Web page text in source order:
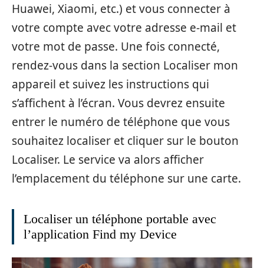
Huawei, Xiaomi, etc.) et vous connecter à
votre compte avec votre adresse e-mail et
votre mot de passe. Une fois connecté,
rendez-vous dans la section Localiser mon
appareil et suivez les instructions qui
s’affichent à l’écran. Vous devrez ensuite
entrer le numéro de téléphone que vous
souhaitez localiser et cliquer sur le bouton
Localiser. Le service va alors afficher
l’emplacement du téléphone sur une carte.
Localiser un téléphone portable avec
l’application Find my Device